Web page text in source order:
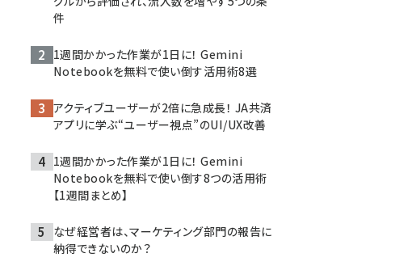
件
1週間かかった作業が1日に！ Gemini
Notebookを無料で使い倒す活用術8選
アクティブユーザーが2倍に急成長！ JA共済
アプリに学ぶ“ユーザー視点”のUI/UX改善
1週間かかった作業が1日に！ Gemini
Notebookを無料で使い倒す8つの活用術
【1週間まとめ】
なぜ経営者は、マーケティング部門の報告に
納得できないのか？